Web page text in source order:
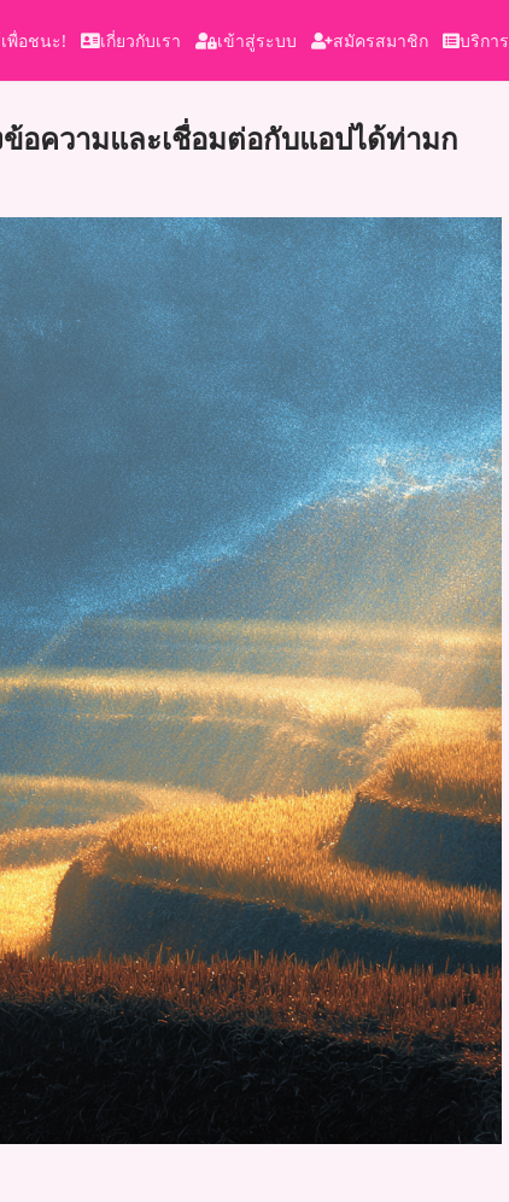
พื่อชนะ! เกี่ยวกับเรา เข้าสู่ระบบ สมัครสมาชิก บริการ
อความและเชื่อมต่อกับแอปได้ท่ามก